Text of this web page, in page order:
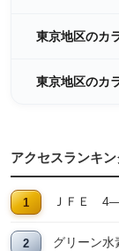
東京地区のカ
東京地区のカ
アクセスランキン
ＪＦＥ
グリーン